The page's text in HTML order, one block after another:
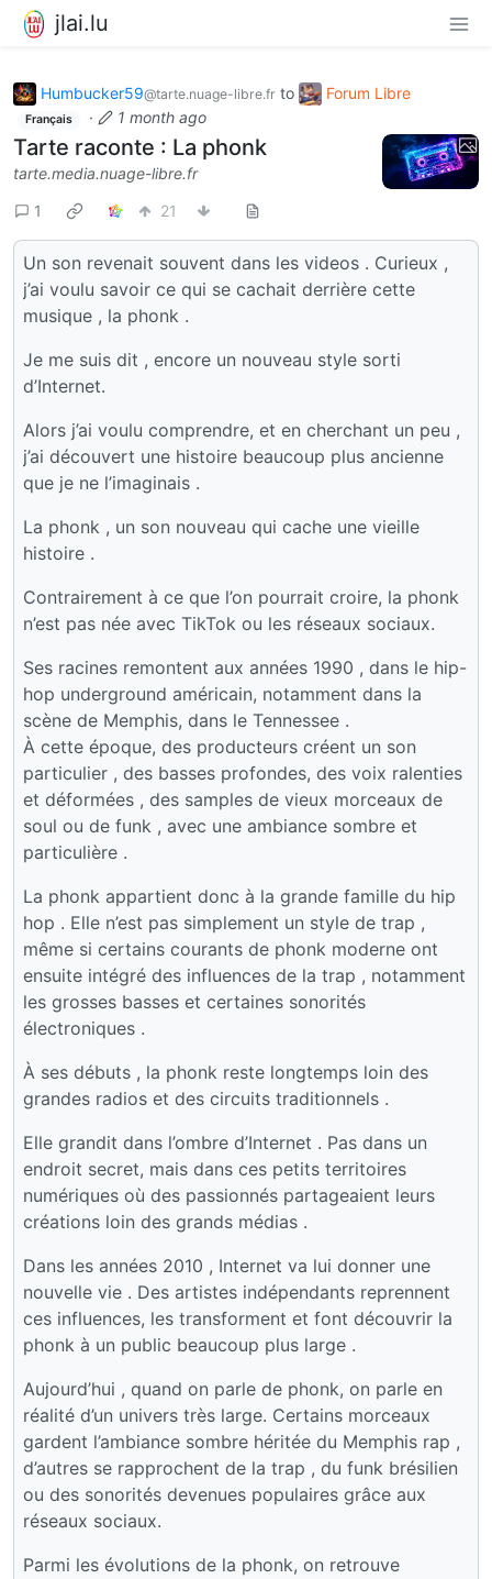
jlai.lu
Humbucker59@tarte.nuage-libre.fr to Forum Libre
Français · 1 month ago
Tarte raconte : La phonk
tarte.media.nuage-libre.fr
1 21
Un son revenait souvent dans les videos . Curieux ,
j’ai voulu savoir ce qui se cachait derrière cette
musique , la phonk .
Je me suis dit , encore un nouveau style sorti
d’Internet.
Alors j’ai voulu comprendre, et en cherchant un peu ,
j’ai découvert une histoire beaucoup plus ancienne
que je ne l’imaginais .
La phonk , un son nouveau qui cache une vieille
histoire .
Contrairement à ce que l’on pourrait croire, la phonk
n’est pas née avec TikTok ou les réseaux sociaux.
Ses racines remontent aux années 1990 , dans le hip-
hop underground américain, notamment dans la
scène de Memphis, dans le Tennessee .
À cette époque, des producteurs créent un son
particulier , des basses profondes, des voix ralenties
et déformées , des samples de vieux morceaux de
soul ou de funk , avec une ambiance sombre et
particulière .
La phonk appartient donc à la grande famille du hip
hop . Elle n’est pas simplement un style de trap ,
même si certains courants de phonk moderne ont
ensuite intégré des influences de la trap , notamment
les grosses basses et certaines sonorités
électroniques .
À ses débuts , la phonk reste longtemps loin des
grandes radios et des circuits traditionnels .
Elle grandit dans l’ombre d’Internet . Pas dans un
endroit secret, mais dans ces petits territoires
numériques où des passionnés partageaient leurs
créations loin des grands médias .
Dans les années 2010 , Internet va lui donner une
nouvelle vie . Des artistes indépendants reprennent
ces influences, les transforment et font découvrir la
phonk à un public beaucoup plus large .
Aujourd’hui , quand on parle de phonk, on parle en
réalité d’un univers très large. Certains morceaux
gardent l’ambiance sombre héritée du Memphis rap ,
d’autres se rapprochent de la trap , du funk brésilien
ou des sonorités devenues populaires grâce aux
réseaux sociaux.
Parmi les évolutions de la phonk, on retrouve